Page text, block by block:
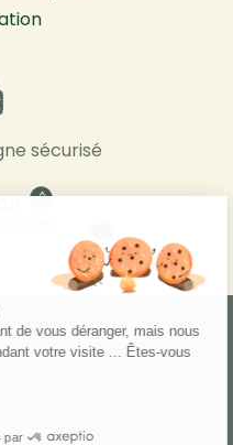
sécurisé
de vous déranger, mais nous
votre visite ... Êtes-vous
par